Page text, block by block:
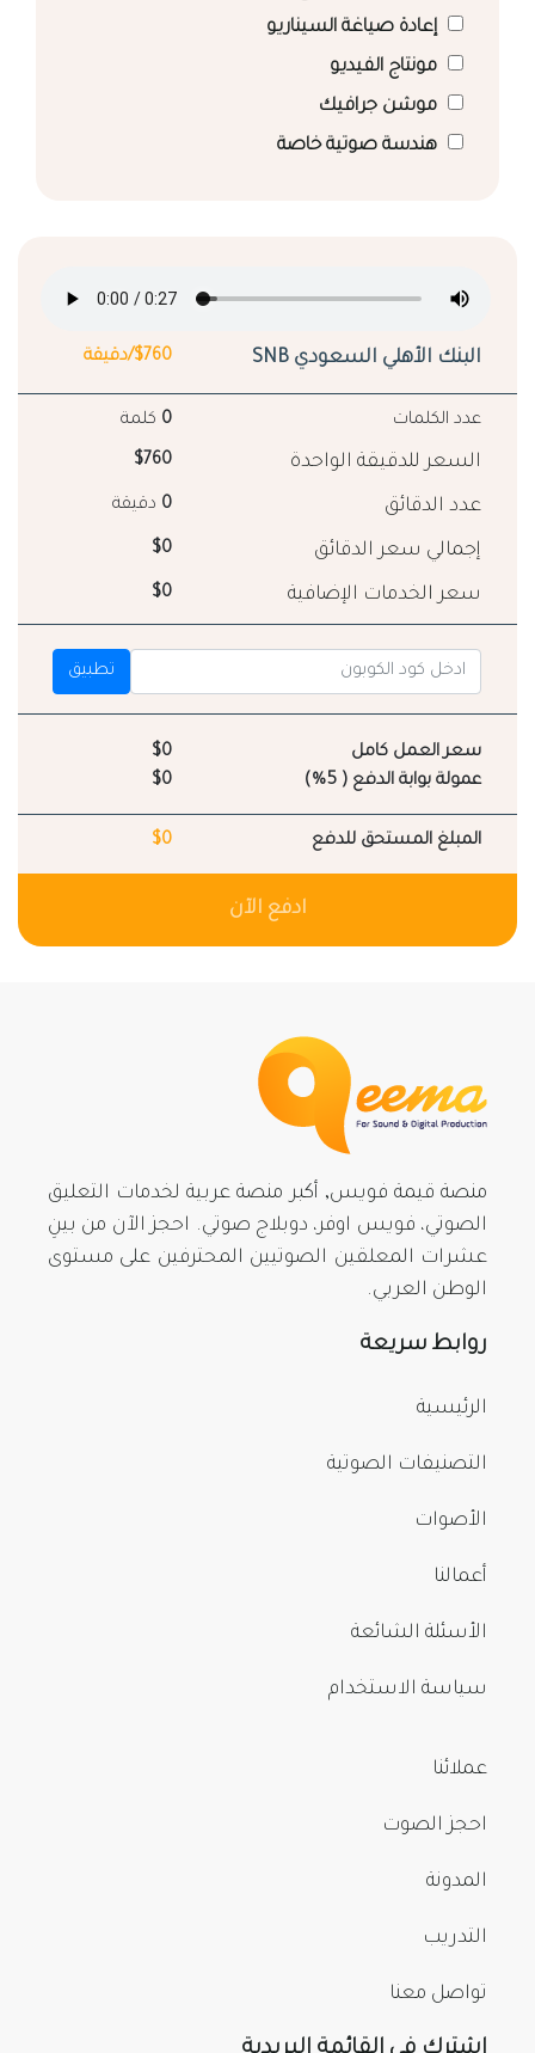
إعادة صياغة السيناريو
مونتاج الفيديو
موشن جرافيك
هندسة صوتية خاصة
البنك الأهلي السعودي SNB $760/دقيقة
عدد الكلمات 0 كلمة
السعر للدقيقة الواحدة $760
عدد الدقائق 0 دقيقة
إجمالي سعر الدقائق $0
سعر الخدمات الإضافية $0
تطبيق
سعر العمل كامل
$0
عمولة بوابة الدفع ( 5%)
$0
المبلغ المستحق للدفع $0
ادفع الآن
منصة قيمة فويس, أكبر منصة عربية لخدمات التعليق
الصوتي، فويس اوفر، دوبلاج صوتي. احجز الآن من بينِ
عشرات المعلقين الصوتيين المحترفين على مستوى
الوطن العربي.
روابط سريعة
الرئيسية
التصنيفات الصوتية
الأصوات
أعمالنا
الأسئلة الشائعة
سياسة الاستخدام
عملائنا
احجز الصوت
المدونة
التدريب
تواصل معنا